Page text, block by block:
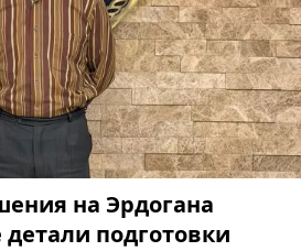
на Эрдогана
подготовки